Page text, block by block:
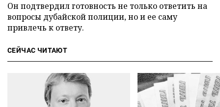
Он подтвердил готовность не только ответить на
вопросы дубайской полиции, но и ее саму
привлечь к ответу.
СЕЙЧАС ЧИТАЮТ